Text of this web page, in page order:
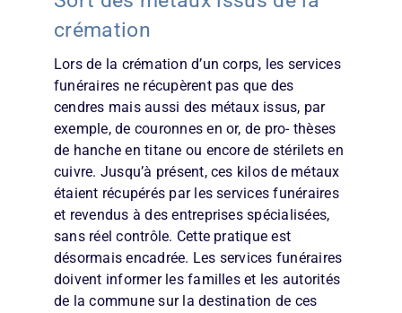
crémation
Lors de la crémation d’un corps, les services
funéraires ne récupèrent pas que des
cendres mais aussi des métaux issus, par
exemple, de couronnes en or, de pro- thèses
de hanche en titane ou encore de stérilets en
cuivre. Jusqu’à présent, ces kilos de métaux
étaient récupérés par les services funéraires
et revendus à des entreprises spécialisées,
sans réel contrôle. Cette pratique est
désormais encadrée. Les services funéraires
doivent informer les familles et les autorités
de la commune sur la destination de ces